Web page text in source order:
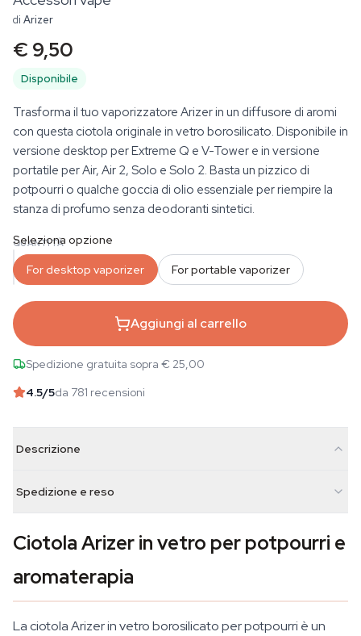
di Arizer
€ 9,50
Disponibile
Trasforma il tuo vaporizzatore Arizer in un diffusore di aromi
con questa ciotola originale in vetro borosilicato. Disponibile in
versione desktop per Extreme Q e V-Tower e in versione
portatile per Air, Air 2, Solo e Solo 2. Basta un pizzico di
potpourri o qualche goccia di olio essenziale per riempire la
stanza di profumo senza deodoranti sintetici.
QUANTITÀ
Seleziona opzione
For desktop vaporizer For portable vaporizer
Aggiungi al carrello
Spedizione gratuita sopra € 25,00
4.5/5da 781 recensioni
Descrizione
Spedizione e reso
Ciotola Arizer in vetro per potpourri e
aromaterapia
La ciotola Arizer in vetro borosilicato per potpourri è un